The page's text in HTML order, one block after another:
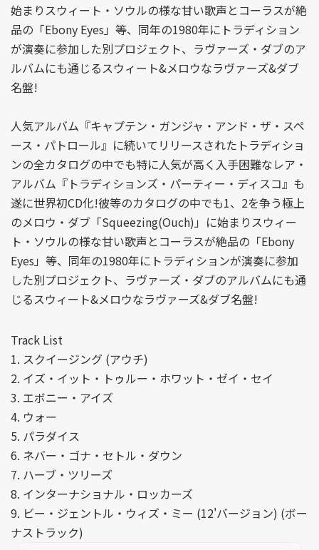
始まりスウィート・ソウルの様な甘い歌声とコーラスが絶
品の「Ebony Eyes」等、同年の1980年にトラディション
が演奏に参加した別プロジェクト、ラヴァーズ・ダブのア
ルバムにも通じるスウィート&メロウなラヴァーズ&ダブ
名盤!
人気アルバム『キャプテン・ガンジャ・アンド・ザ・スペ
ース・パトロール』に続いてリリースされたトラディショ
ンの全カタログの中でも特に人気が高く入手困難なレア・
アルバム『トラディションズ・パーティー・ディスコ』も
遂に世界初CD化!彼等のカタログの中でも1、2を争う極上
のメロウ・ダブ「Squeezing(Ouch)」に始まりスウィー
ト・ソウルの様な甘い歌声とコーラスが絶品の「Ebony
Eyes」等、同年の1980年にトラディションが演奏に参加
した別プロジェクト、ラヴァーズ・ダブのアルバムにも通
じるスウィート&メロウなラヴァーズ&ダブ名盤!
Track List
1. スクイージング (アウチ)
2. イズ・イット・トゥルー・ホワット・ゼイ・セイ
3. エボニー・アイズ
4. ウォー
5. パラダイス
6. ネバー・ゴナ・セトル・ダウン
7. ハーブ・ツリーズ
8. インターナショナル・ロッカーズ
9. ビー・ジェントル・ウィズ・ミー (12'バージョン) (ボー
ナストラック)